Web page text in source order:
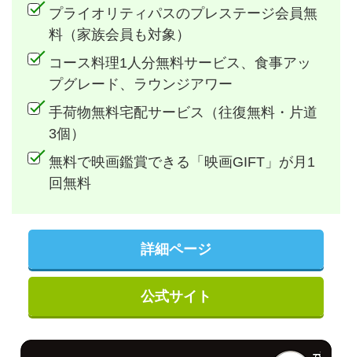
プライオリティパスのプレステージ会員無
料（家族会員も対象）
コース料理1人分無料サービス、食事アッ
プグレード、ラウンジアワー
手荷物無料宅配サービス（往復無料・片道
3個）
無料で映画鑑賞できる「映画GIFT」が月1
回無料
詳細ページ
公式サイト